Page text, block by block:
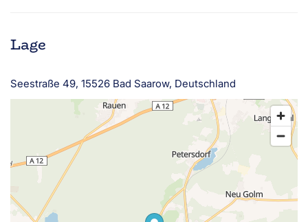
Lage
Seestraße 49, 15526 Bad Saarow, Deutschland